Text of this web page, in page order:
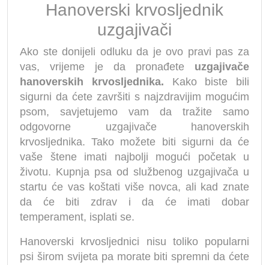
Hanoverski krvosljednik
uzgajivači
Ako ste donijeli odluku da je ovo pravi pas za
vas, vrijeme je da pronađete uzgajivače
hanoverskih krvosljednika. Kako biste bili
sigurni da ćete završiti s najzdravijim mogućim
psom, savjetujemo vam da tražite samo
odgovorne uzgajivače hanoverskih
krvosljednika. Tako možete biti sigurni da će
vaše štene imati najbolji mogući početak u
životu. Kupnja psa od službenog uzgajivača u
startu će vas koštati više novca, ali kad znate
da će biti zdrav i da će imati dobar
temperament, isplati se.
Hanoverski krvosljednici nisu toliko popularni
psi širom svijeta pa morate biti spremni da ćete